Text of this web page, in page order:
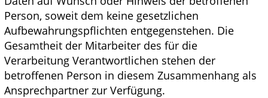
Person, soweit dem keine gesetzlichen
Aufbewahrungspflichten entgegenstehen. Die
Gesamtheit der Mitarbeiter des für die
Verarbeitung Verantwortlichen stehen der
betroffenen Person in diesem Zusammenhang als
Ansprechpartner zur Verfügung.